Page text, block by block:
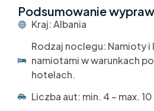
Podsumowanie
Kraj: Albania
Rodzaj noclegu: Namioty
namiotami w warunkach
hotelach.
Liczba aut: min. 4 – max. 10